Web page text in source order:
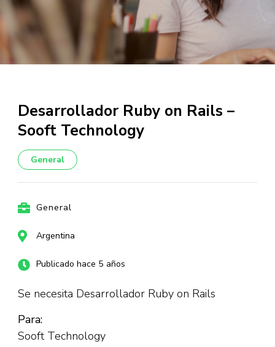
Desarrollador Ruby on Rails –
Sooft Technology
General
General
Argentina
Publicado hace 5 años
Se necesita Desarrollador Ruby on Rails
Para:
Sooft Technology